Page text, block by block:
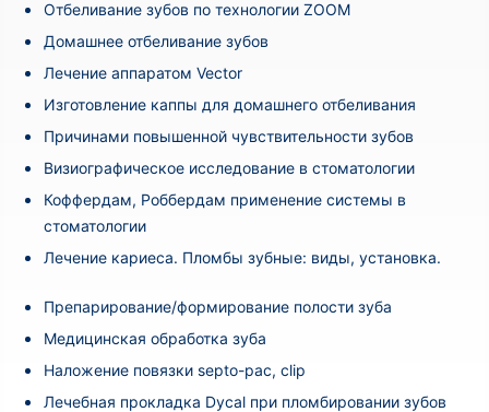
Отбеливание зубов по технологии ZOOM
Домашнее отбеливание зубов
Лечение аппаратом Vector
Изготовление каппы для домашнего отбеливания
Причинами повышенной чувствительности зубов
Визиографическое исследование в стоматологии
Коффердам, Роббердам применение системы в
стоматологии
Лечение кариеса. Пломбы зубные: виды, установка.
Препарирование/формирование полости зуба
Медицинская обработка зуба
Наложение повязки septo-pac, clip
Лечебная прокладка Dycal при пломбировании зубов